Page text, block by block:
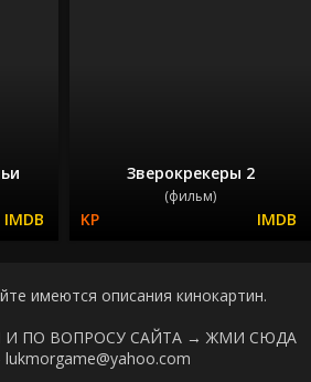
Зверокрекеры 2
(фильм)
имеются описания кинокартин.
И ПО ВОПРОСУ САЙТА → ЖМИ СЮДА